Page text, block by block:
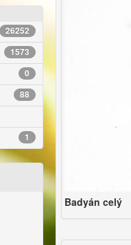
26252
1573
0
88
1
Badyán celý